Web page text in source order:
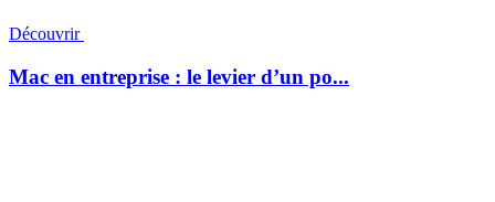
Découvrir
Mac en entreprise : le levier d’un po...